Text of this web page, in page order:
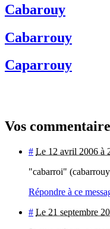
Cabarouy
Cabarrouy
Caparrouy
Vos
# Le 12 avril 2006 à
"cabarroi"
Répondre à ce
# Le 21 septembre